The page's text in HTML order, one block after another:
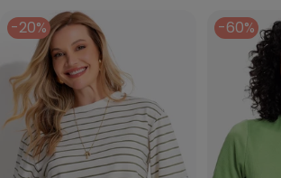
-20% -60%